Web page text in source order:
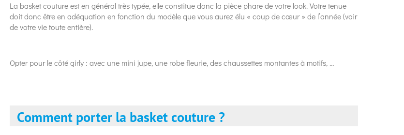
La basket couture est en général très typée, elle constitue donc la pièce phare de votre look. Votre tenue
doit donc être en adéquation en fonction du modèle que vous aurez élu « coup de cœur » de l’année (voir
de votre vie toute entière).
Opter pour le côté girly : avec une mini jupe, une robe fleurie, des chaussettes montantes à motifs, …
Comment porter la basket couture ?